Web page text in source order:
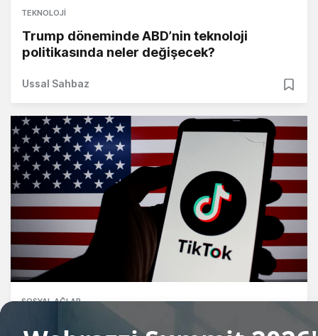
TEKNOLOJI
Trump döneminde ABD’nin teknoloji
politikasında neler değişecek?
Ussal Sahbaz
SOSYAL AĞLAR
TikTok yasağının 48 saati